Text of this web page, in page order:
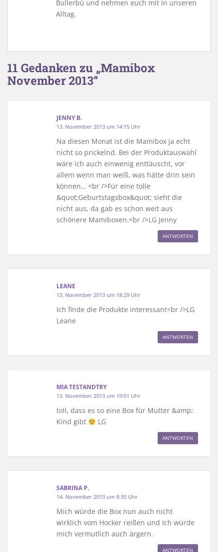
Bullerbü und nehmen euch mit in unseren
Alltag.
11 Gedanken zu „Mamibox
November 2013“
JENNY B.
13. November 2013 um 14:15 Uhr
Na diesen Monat ist die Mamibox ja echt
nicht so prickelnd. Bei der Produktauswahl
wäre ich auch einwenig enttäuscht, vor
allem wenn man weiß, was hätte drin sein
können… <br />Für eine tolle
&quot;Geburtstagsbox&quot; sieht die
nicht aus, da gab es schon weit aus
schönere Mamiboxen.<br />LG Jenny
ANTWORTEN
LEANE
13. November 2013 um 18:29 Uhr
Ich finde die Produkte interessant<br />LG
Leane
ANTWORTEN
MIA TESTANDTRY
13. November 2013 um 19:01 Uhr
toll, dass es so eine Box für Mutter &amp;
Kind gibt
LG
ANTWORTEN
SABRINA P.
14. November 2013 um 8:30 Uhr
Mich würde die Box nun auch nicht
wirklich vom Hocker reißen und Ich würde
mich vermutlich auch ärgern.
ANTWORTEN